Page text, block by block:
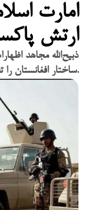
امارت
ارتش
ذبیح‌الله مجاهد
ساختار افغانستان را تحریک‌آمیز و غیرمسئولانه خواند.